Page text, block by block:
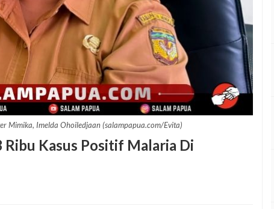
Mimika, Imelda Ohoiledjaan (salampapua.com/Evita)
Kasus Positif Malaria Di